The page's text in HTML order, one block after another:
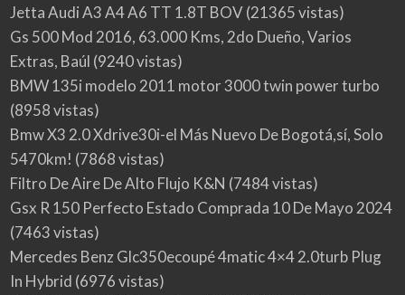
Jetta Audi A3 A4 A6 TT 1.8T BOV(21365 vistas)
Gs 500 Mod 2016, 63.000 Kms, 2do Dueño, Varios
Extras, Baúl (9240 vistas)
BMW 135i modelo 2011 motor 3000 twin power turbo
(8958 vistas)
Bmw X3 2.0 Xdrive30i-el Más Nuevo De Bogotá,sí, Solo
5470km! (7868 vistas)
Filtro De Aire De Alto Flujo K&N (7484 vistas)
Gsx R 150 Perfecto Estado Comprada 10 De Mayo 2024
(7463 vistas)
Mercedes Benz Glc350ecoupé 4matic 4×4 2.0turb Plug
In Hybrid (6976 vistas)